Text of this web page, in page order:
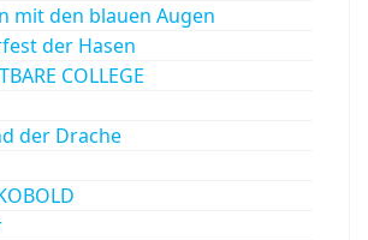
mit den blauen Augen
der Hasen
COLLEGE
der Drache